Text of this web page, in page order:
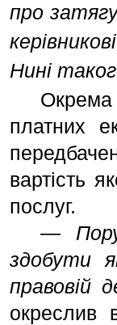
про
Нині
платних
вартість
послуг.
—
здобути
правовій
окреслив